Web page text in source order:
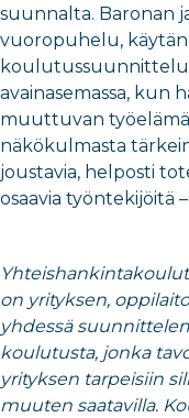
suunnalta. Baronan
vuoropuhelu,
koulutussuunnittelu
avainasemassa, kun
muuttuvan
näkökulmasta
joustavia, helposti
osaavia työntekijöitä
on yrityksen,
yhdessä
koulutusta, jonka
yrityksen tarpeisiin
muuten saatavilla.